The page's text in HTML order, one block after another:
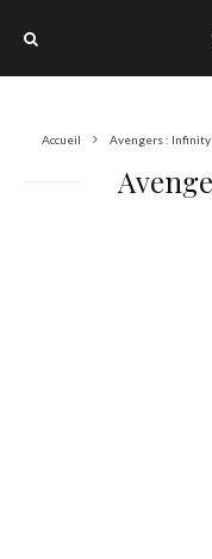
Accueil Avengers : Infinity